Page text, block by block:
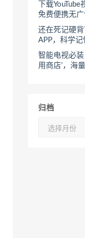
下载
免费便携无
还在死记硬
APP，科学
智能电视必
用商店’，海
归档